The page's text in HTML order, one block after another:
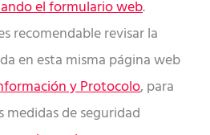
el formulario web.
recomendable revisar la
en esta misma página web
y Protocolo, para
medidas de seguridad